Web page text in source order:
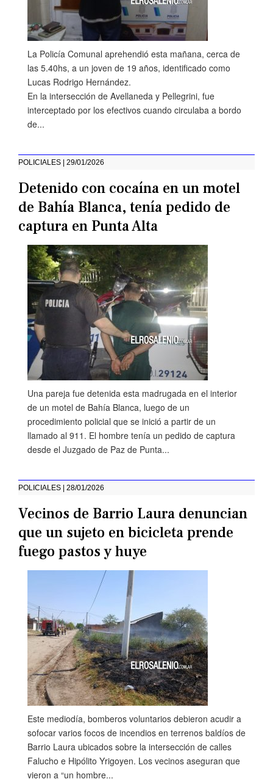
La Policía Comunal aprehendió esta mañana, cerca de
las 5.40hs, a un joven de 19 años, identificado como
Lucas Rodrigo Hernández.
En la intersección de Avellaneda y Pellegrini, fue
interceptado por los efectivos cuando circulaba a bordo
de...
POLICIALES | 29/01/2026
Detenido con cocaína en un motel
de Bahía Blanca, tenía pedido de
captura en Punta Alta
Una pareja fue detenida esta madrugada en el interior
de un motel de Bahía Blanca, luego de un
procedimiento policial que se inició a partir de un
llamado al 911. El hombre tenía un pedido de captura
desde el Juzgado de Paz de Punta...
POLICIALES | 28/01/2026
Vecinos de Barrio Laura denuncian
que un sujeto en bicicleta prende
fuego pastos y huye
Este mediodía, bomberos voluntarios debieron acudir a
sofocar varios focos de incendios en terrenos baldíos de
Barrio Laura ubicados sobre la intersección de calles
Falucho e Hipólito Yrigoyen. Los vecinos aseguran que
vieron a “un hombre...